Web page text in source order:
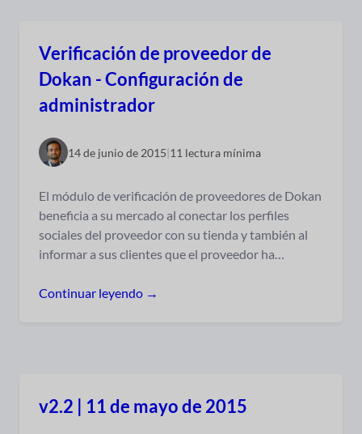
Verificación de proveedor de
Dokan - Configuración de
administrador
14 de junio de 2015|11 lectura mínima
El módulo de verificación de proveedores de Dokan
beneficia a su mercado al conectar los perfiles
sociales del proveedor con su tienda y también al
informar a sus clientes que el proveedor ha…
Continuar leyendo →
v2.2 | 11 de mayo de 2015